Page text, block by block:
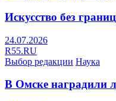
Искусство без
24.07.2026
R55.RU
Выбор редакции Наука
В Омске наградили